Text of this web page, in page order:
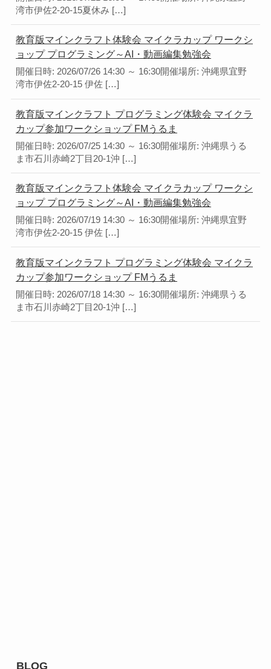
湾市伊佐2-20-15夏休み […]
教育版マインクラフト体験会 マイクラカップ ワークシ
ョップ プログラミング～AI・動画編集勉強会
開催日時: 2026/07/26 14:30 ～ 16:30開催場所: 沖縄県宜野
湾市伊佐2-20-15 伊佐 […]
教育版マインクラフト プログラミング体験会 マイクラ
カップ参加ワークショップ FMうるま
開催日時: 2026/07/25 14:30 ～ 16:30開催場所: 沖縄県うる
ま市石川赤崎2丁目20-1沖 […]
教育版マインクラフト体験会 マイクラカップ ワークシ
ョップ プログラミング～AI・動画編集勉強会
開催日時: 2026/07/19 14:30 ～ 16:30開催場所: 沖縄県宜野
湾市伊佐2-20-15 伊佐 […]
教育版マインクラフト プログラミング体験会 マイクラ
カップ参加ワークショップ FMうるま
開催日時: 2026/07/18 14:30 ～ 16:30開催場所: 沖縄県うる
ま市石川赤崎2丁目20-1沖 […]
BLOG